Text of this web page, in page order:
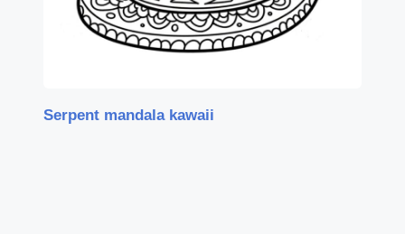
Serpent mandala kawaii